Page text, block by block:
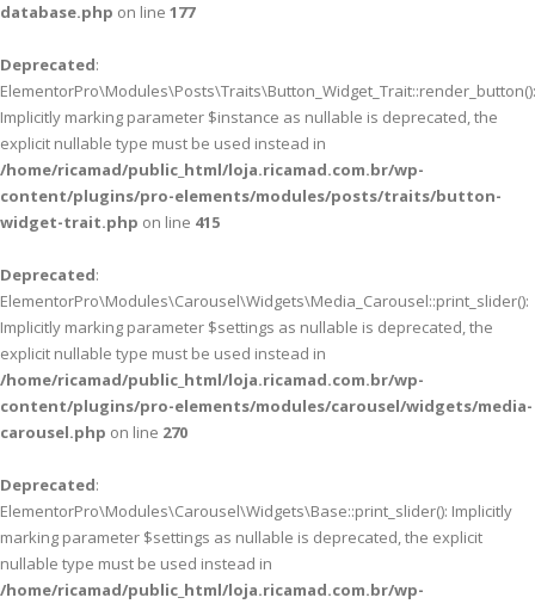
database.php on line 177
Deprecated:
ElementorPro\Modules\Posts\Traits\Button_Widget_Trait::render_button():
Implicitly marking parameter $instance as nullable is deprecated, the
explicit nullable type must be used instead in
/home/ricamad/public_html/loja.ricamad.com.br/wp-
content/plugins/pro-elements/modules/posts/traits/button-
widget-trait.php on line 415
Deprecated:
ElementorPro\Modules\Carousel\Widgets\Media_Carousel::print_slider():
Implicitly marking parameter $settings as nullable is deprecated, the
explicit nullable type must be used instead in
/home/ricamad/public_html/loja.ricamad.com.br/wp-
content/plugins/pro-elements/modules/carousel/widgets/media-
carousel.php on line 270
Deprecated:
ElementorPro\Modules\Carousel\Widgets\Base::print_slider(): Implicitly
marking parameter $settings as nullable is deprecated, the explicit
nullable type must be used instead in
/home/ricamad/public_html/loja.ricamad.com.br/wp-